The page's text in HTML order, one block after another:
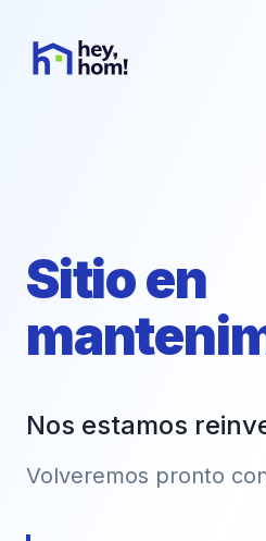
Sitio en
Nos estamos
Volveremos pronto